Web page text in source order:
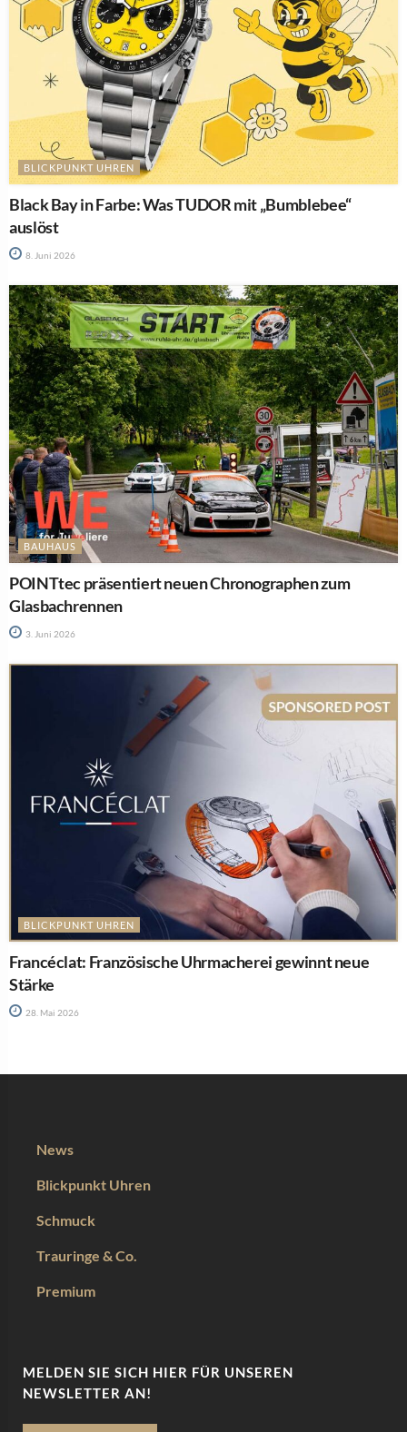
BLICKPUNKT UHREN
Black Bay in Farbe: Was TUDOR mit „Bumblebee“
auslöst
8. Juni 2026
BAUHAUS
POINTtec präsentiert neuen Chronographen zum
Glasbachrennen
3. Juni 2026
BLICKPUNKT UHREN
Francéclat: Französische Uhrmacherei gewinnt neue
Stärke
28. Mai 2026
News
Blickpunkt Uhren
Schmuck
Trauringe & Co.
Premium
MELDEN SIE SICH HIER FÜR UNSEREN
NEWSLETTER AN!